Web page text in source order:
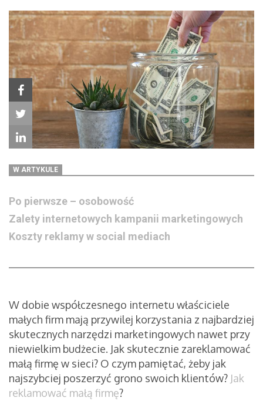
W ARTYKULE
Po pierwsze – osobowość
Zalety internetowych kampanii marketingowych
Koszty reklamy w social mediach
W dobie współczesnego internetu właściciele
małych firm mają przywilej korzystania z najbardziej
skutecznych narzędzi marketingowych nawet przy
niewielkim budżecie. Jak skutecznie zareklamować
małą firmę w sieci? O czym pamiętać, żeby jak
najszybciej poszerzyć grono swoich klientów? Jak
reklamować małą firmę?